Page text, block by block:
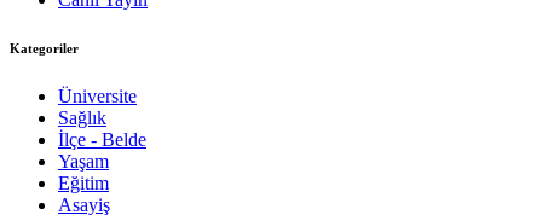
Kategoriler
Üniversite
Sağlık
İlçe - Belde
Yaşam
Eğitim
Asayiş